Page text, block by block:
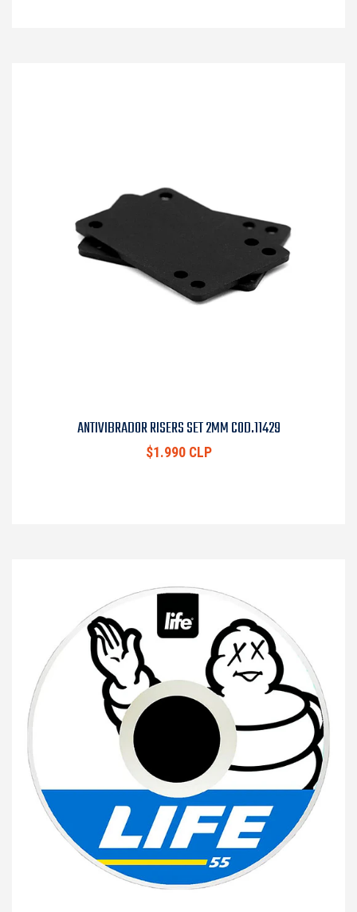
ANTIVIBRADOR RISERS SET 2MM COD.11429
$1.990 CLP